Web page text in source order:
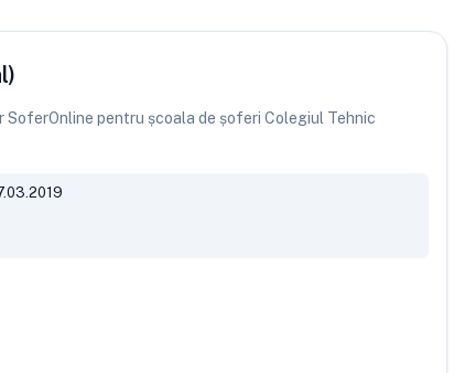
pentru școala de șoferi Colegiul Tehnic